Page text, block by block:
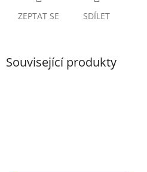
ZEPTAT SE SDÍLET
Související produkty